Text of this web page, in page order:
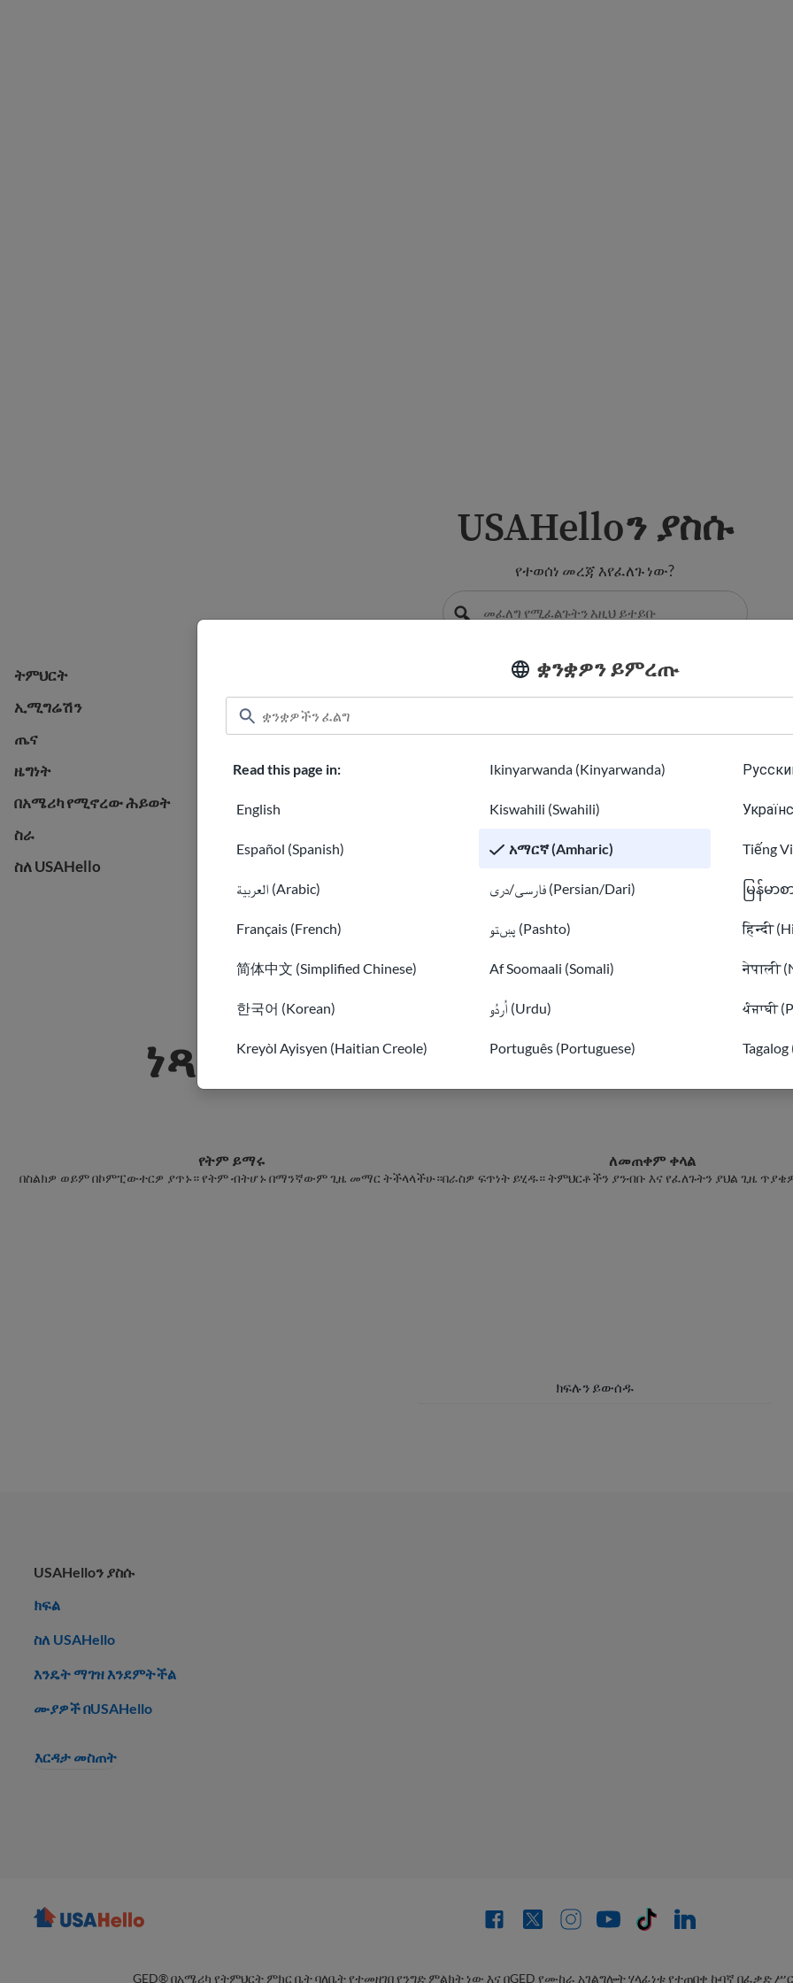
ቋንቋዎን ይምረጡ
Read this page in:
English
Español (Spanish)
العربية (Arabic)
Français (French)
简体中文 (Simplified Chinese)
한국어 (Korean)
Kreyòl Ayisyen (Haitian Creole)
Ikinyarwanda (Kinyarwanda)
Kiswahili (Swahili)
አማርኛ (Amharic)
فارسی/دری (Persian/Dari)
پښتو (Pashto)
Af Soomaali (Somali)
اُردُو (Urdu)
Português (Portuguese)
Tiếng
မြန်မာ
हिन्दी
नेपाली
ਪੰਜਾਬੀ
Tagalog
USAHelloን ያስሱ
የተወሰነ መረጃ እየፈለጉ ነው?
ትምህርት
ትምህርት
ኢሚግሬሽን
ኢሚግሬሽን
ጤና
ጤና
ዜግነት
ዜግነት
በአሜሪካ የሚኖረው ሕይወት
በአሜሪካ የሚኖረው ሕይወት
ስራ
ስራ
ስለ USAHello
ስለ USAHello
ነጻ የሆነ የመስመር ላይ(ኦንላይን)
የትም ይማሩ
በስልክዎ ወይም በኮምፒውተርዎ ያጥኑ። የትም ብትሆኑ በማንኛውም ጊዜ መማር ትችላላችሁ።
ለመጠቀም ቀላል
በራስዎ ፍጥነት ይሂዱ። ትምህርቶችን ያንብቡ እና የፈለጉትን ያህል ጊዜ
ክፍሉን ይውሰዱ
USAHelloን ያስሱ
ክፍል
ስለ USAHello
እንዴት ማገዝ እንደምትችል
ሙያዎች በUSAHello
እርዳታ መስጠት
GED® በአሜሪካ የትምህርት ምክር ቤት ባለቤት የተመዘገበ የንግድ ምልክት ነው እና በGED የሙከራ አገልግሎት ሃላፊነቱ የተጠበቀ ኩባኛ በፈቃድ